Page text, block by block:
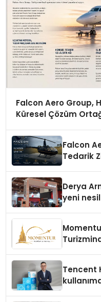
Falcon Aero Group,
Küresel Çözüm
Falcon
Tedarik
Derya
yeni
Tencent